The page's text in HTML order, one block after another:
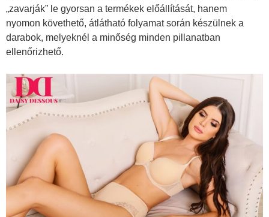
„zavarják” le gyorsan a termékek előállítását, hanem
nyomon követhető, átlátható folyamat során készülnek a
darabok, melyeknél a minőség minden pillanatban
ellenőrizhető.